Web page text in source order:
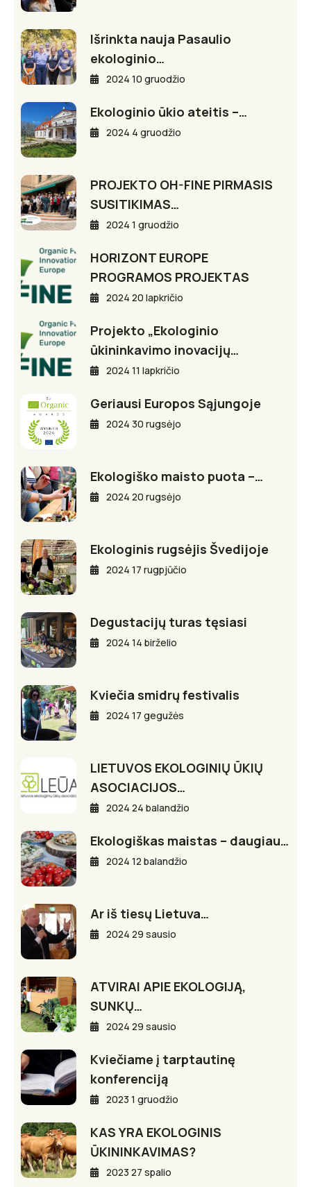
Išrinkta nauja Pasaulio
ekologinio…
2024 10 gruodžio
Ekologinio ūkio ateitis –…
2024 4 gruodžio
PROJEKTO OH-FINE PIRMASIS
SUSITIKIMAS…
2024 1 gruodžio
HORIZONT EUROPE
PROGRAMOS PROJEKTAS
2024 20 lapkričio
Projekto „Ekologinio
ūkininkavimo inovacijų…
2024 11 lapkričio
Geriausi Europos Sąjungoje
2024 30 rugsėjo
Ekologiško maisto puota –…
2024 20 rugsėjo
Ekologinis rugsėjis Švedijoje
2024 17 rugpjūčio
Degustacijų turas tęsiasi
2024 14 birželio
Kviečia smidrų festivalis
2024 17 gegužės
LIETUVOS EKOLOGINIŲ ŪKIŲ
ASOCIACIJOS…
2024 24 balandžio
Ekologiškas maistas – daugiau…
2024 12 balandžio
Ar iš tiesų Lietuva…
2024 29 sausio
ATVIRAI APIE EKOLOGIJĄ,
SUNKŲ…
2024 29 sausio
Kviečiame į tarptautinę
konferenciją
2023 1 gruodžio
KAS YRA EKOLOGINIS
ŪKININKAVIMAS?
2023 27 spalio